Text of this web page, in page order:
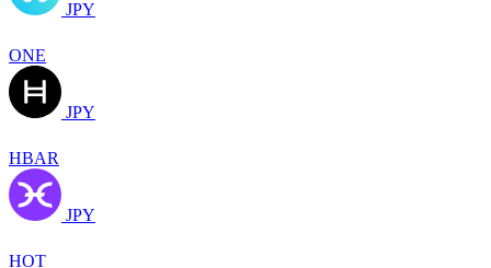
JPY
ONE
JPY
HBAR
JPY
HOT